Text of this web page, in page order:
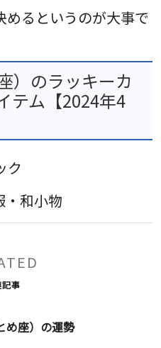
めるというのが大事で
）のラッキーカ
テム【2024年4
ク
・和小物
事
め座）の運勢